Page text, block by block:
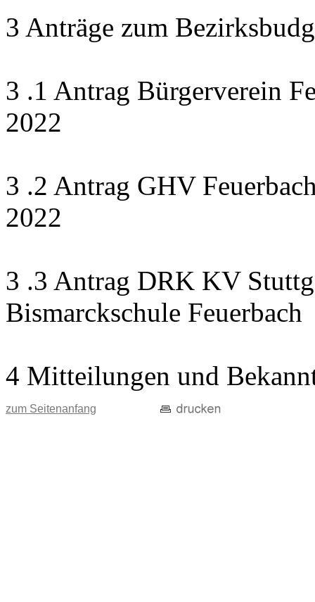
3 Anträge zum
3 .1 Antrag Bürgerverein
2022
3 .2 Antrag GHV
2022
3 .3 Antrag DRK KV
Bismarckschule Feuerbach
4 Mitteilungen und
zum Seitenanfang